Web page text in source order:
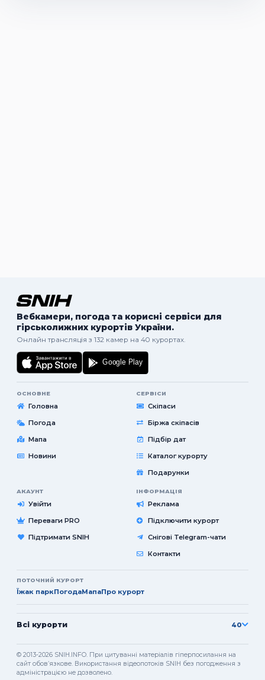
Вебкамери, погода та корисні сервіси для
гірськолижних курортів України.
Онлайн трансляція з 132 камер на 40 курортах.
ОСНОВНЕ
Головна
Погода
Мапа
Новини
СЕРВІСИ
Скіпаси
Біржа скіпасів
Підбір дат
Каталог курорту
Подарунки
АКАУНТ
Увійти
Переваги PRO
Підтримати SNIH
ІНФОРМАЦІЯ
Реклама
Підключити курорт
Снігові Telegram-чати
Контакти
ПОТОЧНИЙ КУРОРТ
Їжак паркПогодаМапаПро курорт
Всі курорти 40
© 2013-2026 SNIH.INFO. При цитуванні матеріалів гіперпосилання на
сайт обовʼязкове. Використання відеопотоків SNIH без погодження з
адміністрацією не дозволено.